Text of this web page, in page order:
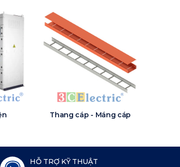
Thang cáp - Máng cáp
HỖ TRỢ KỸ THUẬT